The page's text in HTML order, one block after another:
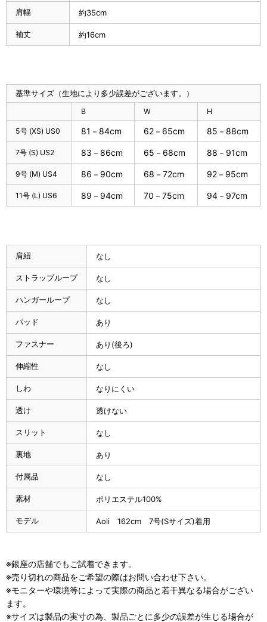
肩幅 約35cm
袖丈 約16cm
基準サイズ（生地により多少誤差がございます。）
B W H
5号 (XS) US0 81－84cm 62－65cm 85－88cm
7号 (S) US2 83－86cm 65－68cm 88－91cm
9号 (M) US4 86－90cm 68－72cm 92－95cm
11号 (L) US6 89－94cm 70－75cm 94－97cm
肩紐 なし
ストラップループ なし
ハンガーループ なし
パッド あり
ファスナー あり(後ろ)
伸縮性 なし
しわ なりにくい
透け 透けない
スリット なし
裏地 あり
付属品 なし
素材 ポリエステル100%
モデル Aoli 162cm 7号(Sサイズ)着用
※銀座の店舗でもご試着できます。
※売り切れの商品をご希望の際はお問い合わせ下さい。
※モニターや環境等によって実際の商品と若干異なる場合がござい
ます。
※サイズは製品の実寸の為、製品ごとに多少の誤差が生じる場合が